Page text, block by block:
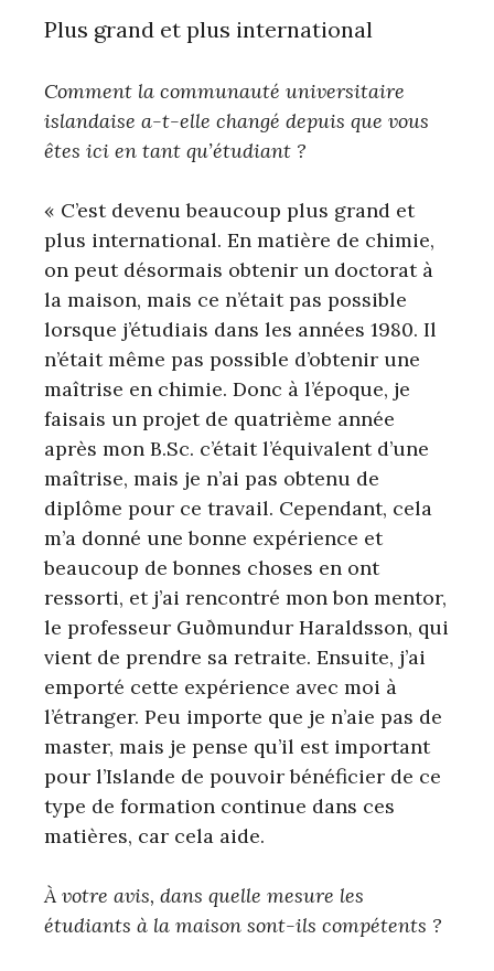
Plus grand et plus international
Comment la communauté universitaire
islandaise a-t-elle changé depuis que vous
êtes ici en tant qu’étudiant ?
« C’est devenu beaucoup plus grand et
plus international. En matière de chimie,
on peut désormais obtenir un doctorat à
la maison, mais ce n’était pas possible
lorsque j’étudiais dans les années 1980. Il
n’était même pas possible d’obtenir une
maîtrise en chimie. Donc à l’époque, je
faisais un projet de quatrième année
après mon B.Sc. c’était l’équivalent d’une
maîtrise, mais je n’ai pas obtenu de
diplôme pour ce travail. Cependant, cela
m’a donné une bonne expérience et
beaucoup de bonnes choses en ont
ressorti, et j’ai rencontré mon bon mentor,
le professeur Guðmundur Haraldsson, qui
vient de prendre sa retraite. Ensuite, j’ai
emporté cette expérience avec moi à
l’étranger. Peu importe que je n’aie pas de
master, mais je pense qu’il est important
pour l’Islande de pouvoir bénéficier de ce
type de formation continue dans ces
matières, car cela aide.
À votre avis, dans quelle mesure les
étudiants à la maison sont-ils compétents ?